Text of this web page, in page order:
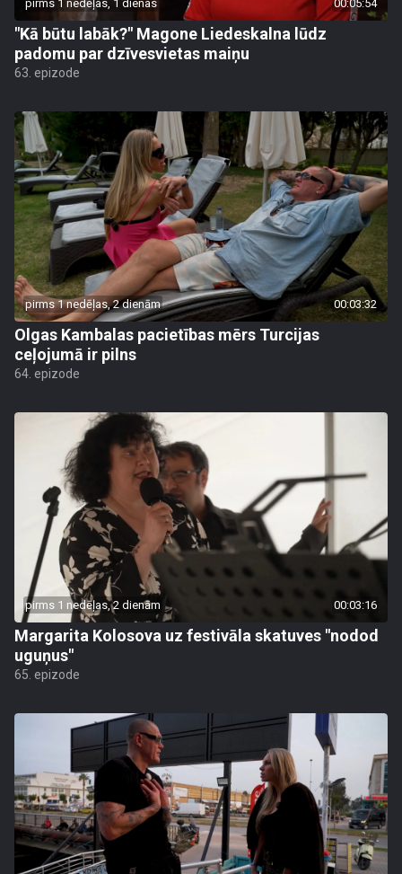
pirms 1 nedēļas, 1 dienas 00:05:54
"Kā būtu labāk?" Magone Liedeskalna lūdz
padomu par dzīvesvietas maiņu
63. epizode
pirms 1 nedēļas, 2 dienām 00:03:32
Olgas Kambalas pacietības mērs Turcijas
ceļojumā ir pilns
64. epizode
pirms 1 nedēļas, 2 dienām 00:03:16
Margarita Kolosova uz festivāla skatuves "nodod
uguņus"
65. epizode